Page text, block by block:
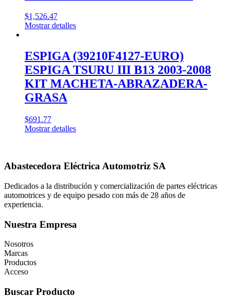
$1,526.47
Mostrar detalles
ESPIGA (39210F4127-EURO)
ESPIGA TSURU III B13 2003-2008
KIT MACHETA-ABRAZADERA-
GRASA
$691.77
Mostrar detalles
Abastecedora Eléctrica Automotriz SA
Dedicados a la distribución y comercialización de partes eléctricas
automotrices y de equipo pesado con más de 28 años de
experiencia.
Nuestra Empresa
Nosotros
Marcas
Productos
Acceso
Buscar Producto